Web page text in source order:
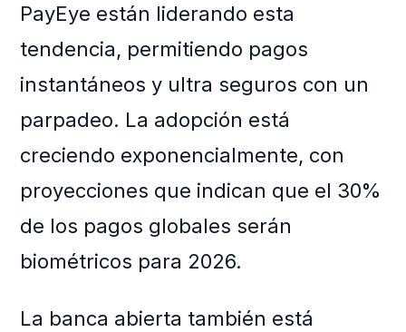
PayEye están liderando esta
tendencia, permitiendo pagos
instantáneos y ultra seguros con un
parpadeo. La adopción está
creciendo exponencialmente, con
proyecciones que indican que el 30%
de los pagos globales serán
biométricos para 2026.
La banca abierta también está